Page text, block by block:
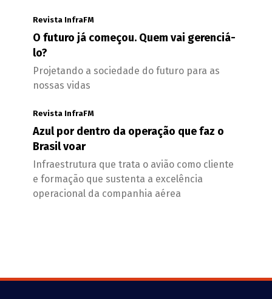
Revista InfraFM
O futuro já começou. Quem vai gerenciá-
lo?
Projetando a sociedade do futuro para as
nossas vidas
Revista InfraFM
Azul por dentro da operação que faz o
Brasil voar
Infraestrutura que trata o avião como cliente
e formação que sustenta a excelência
operacional da companhia aérea